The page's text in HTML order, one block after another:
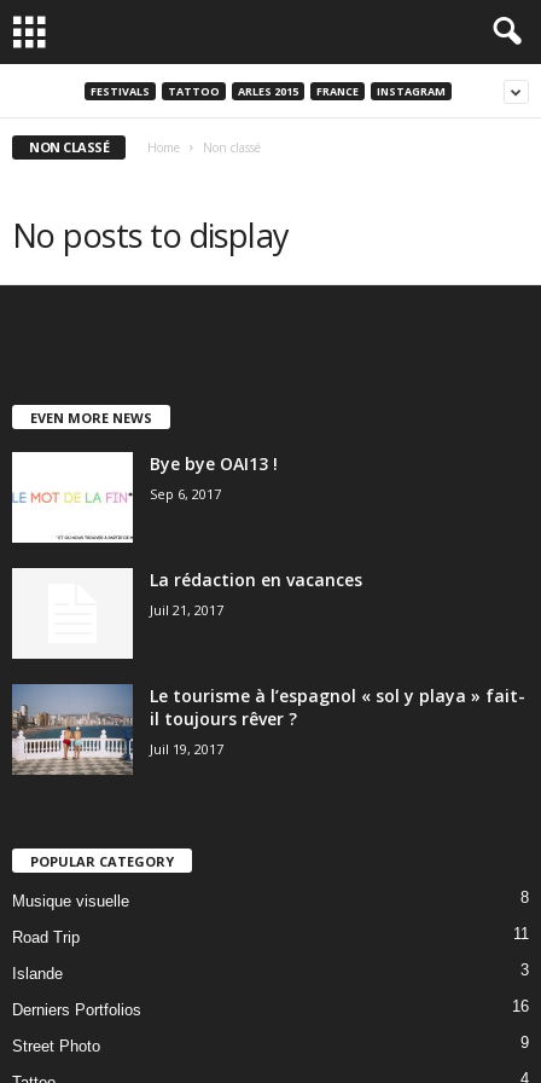
FESTIVALS TATTOO ARLES 2015 FRANCE INSTAGRAM
NON CLASSÉ Home Non classé
No posts to display
EVEN MORE NEWS
Bye bye OAI13 !
Sep 6, 2017
La rédaction en vacances
Juil 21, 2017
Le tourisme à l’espagnol « sol y playa » fait-
il toujours rêver ?
Juil 19, 2017
POPULAR CATEGORY
Musique visuelle 8
Road Trip 11
Islande 3
Derniers Portfolios 16
Street Photo 9
4